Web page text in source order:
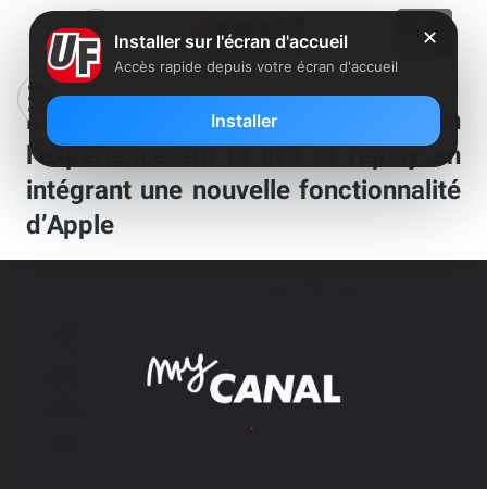
MyCanal pousse encore plus loin
l’expérience sur le live et replay en
intégrant une nouvelle fonctionnalité
d’Apple
✕
Installer sur l'écran d'accueil
Accès rapide depuis votre écran d'accueil
Installer